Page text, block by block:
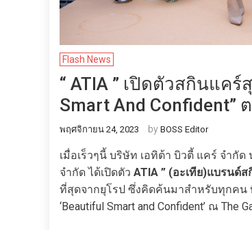
Flash News
“ ATIA ” เปิดตัวสกินแค
Smart And Confident”
พฤศจิกายน 24, 2023 by BOSS Editor
เมื่อเร็วๆนี้ บริษัท เอทิต้า บิวตี้ แคร์ จำกัด
จำกัด ได้เปิดตัว ATIA ” (อะเทีย)แบรนด์
ที่สุดจากยุโรป ซึ่งคิดค้นมาสำหรับทุกคน
‘Beautiful Smart and Confident’ ณ The